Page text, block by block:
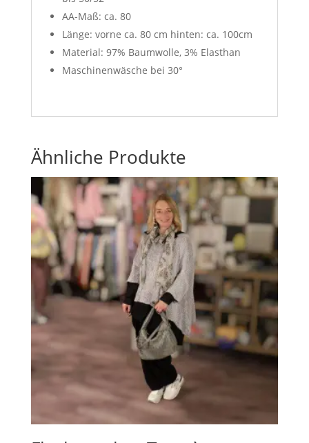
AA-Maß: ca. 80
Länge: vorne ca. 80 cm hinten: ca. 100cm
Material: 97% Baumwolle, 3% Elasthan
Maschinenwäsche bei 30°
Ähnliche Produkte